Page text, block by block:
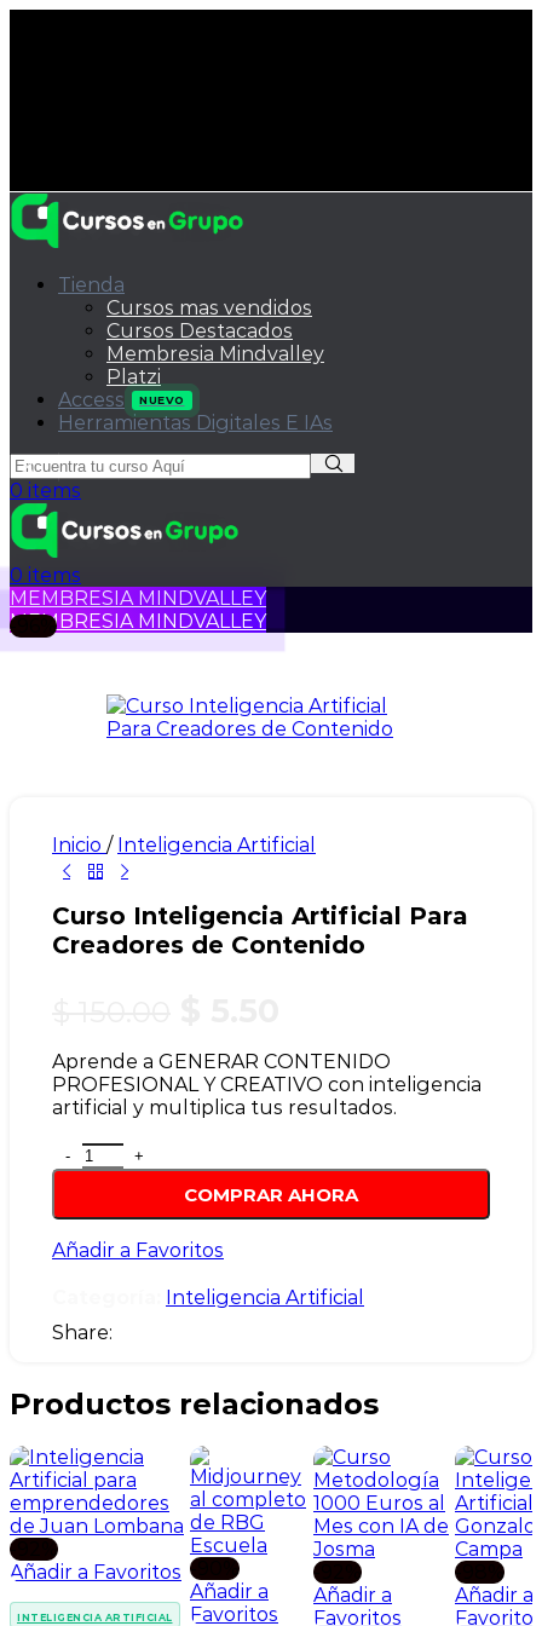
Tienda
Cursos mas vendidos
Cursos Destacados
Membresia Mindvalley
Platzi
Access
NUEVO
Herramientas Digitales E IAs
0 items
0 items
MEMBRESIA MINDVALLEY
MEMBRESIA MINDVALLEY
-96%
Inicio / Inteligencia Artificial
Curso Inteligencia Artificial Para
Creadores de Contenido
precio
original
era:
$ 150.00.
precio
actual
es:
$ 5.50.
Aprende a GENERAR CONTENIDO
PROFESIONAL Y CREATIVO con inteligencia
artificial y multiplica tus resultados.
Curso Inteligencia Artificial Para Creadores de
COMPRAR AHORA
Añadir a Favoritos
Inteligencia Artificial
Share:
Productos relacionados
-92%
Añadir a Favoritos
INTELIGENCIA ARTIFICIAL
-90%
Añadir a
Favoritos
-92%
Añadir a
Favoritos
-98%
Añadir a
Favoritos